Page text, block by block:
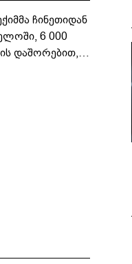
ჩინეთიდან
6 000
დაშორებით,